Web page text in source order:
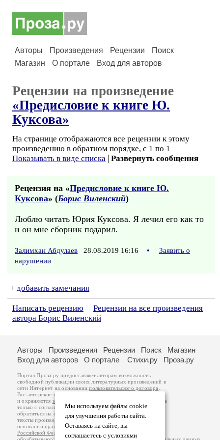
Авторы Произведения Рецензии
Поиск
Магазин
О портале Вход для авторов
Рецензии на произведение
«Предисловие к книге Ю.
Куксова»
На странице отображаются все рецензии к этому
произведению в обратном порядке, с 1 по 1
Показывать в виде списка | Развернуть сообщения
Рецензия на «Предисловие к книге Ю.
Куксова» (Борис Виленский)
Люблю читать Юрия Куксова. Я лечил его как то
и он мне сборник подарил.
Залимхан Абдулаев 28.08.2019 16:16 •
Заявить о
нарушении
+ добавить замечания
Написать рецензию
Рецензии на все произведения
автора Борис Виленский
Мы используем файлы cookie
для улучшения работы сайта.
Оставаясь на сайте, вы
соглашаетесь с условиями
Авторы Произведения Рецензии Поиск
Магазин
Вход для авторов
О портале Стихи.ру Проза.ру
Портал Проза.ру предоставляет авторам возможность
свободной публикации своих литературных произведений в
сети Интернет на основаниипользовательского договора
Все авторские права на произведения принадлежат авторам
и охраняются законом
. Перепечатка произведений возможна
только с согласия его автора, к которому вы можете
обратиться на его авторской странице. Ответственность за
тексты произведений авторы несут самостоятельно на
основанииправил публикацииизаконодательства
Российской Федерации